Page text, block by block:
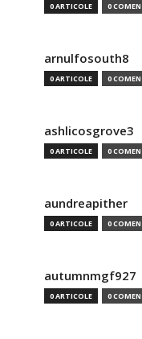
0 ARTICOLE 0
arnulfosouth8
0 ARTICOLE 0
ashlicosgrove3
0 ARTICOLE 0
aundreapither
0 ARTICOLE 0
autumnmgf927
0 ARTICOLE 0